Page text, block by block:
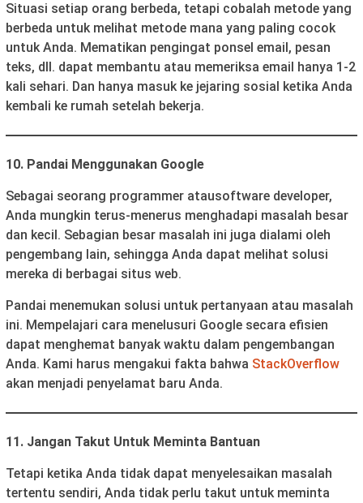
Situasi setiap orang berbeda, tetapi cobalah metode yang
berbeda untuk melihat metode mana yang paling cocok
untuk Anda. Mematikan pengingat ponsel email, pesan
teks, dll. dapat membantu atau memeriksa email hanya 1-2
kali sehari. Dan hanya masuk ke jejaring sosial ketika Anda
kembali ke rumah setelah bekerja.
10. Pandai Menggunakan Google
Sebagai seorang programmer atausoftware developer,
Anda mungkin terus-menerus menghadapi masalah besar
dan kecil. Sebagian besar masalah ini juga dialami oleh
pengembang lain, sehingga Anda dapat melihat solusi
mereka di berbagai situs web.
Pandai menemukan solusi untuk pertanyaan atau masalah
ini. Mempelajari cara menelusuri Google secara efisien
dapat menghemat banyak waktu dalam pengembangan
Anda. Kami harus mengakui fakta bahwa StackOverflow
akan menjadi penyelamat baru Anda.
11. Jangan Takut Untuk Meminta Bantuan
Tetapi ketika Anda tidak dapat menyelesaikan masalah
tertentu sendiri, Anda tidak perlu takut untuk meminta